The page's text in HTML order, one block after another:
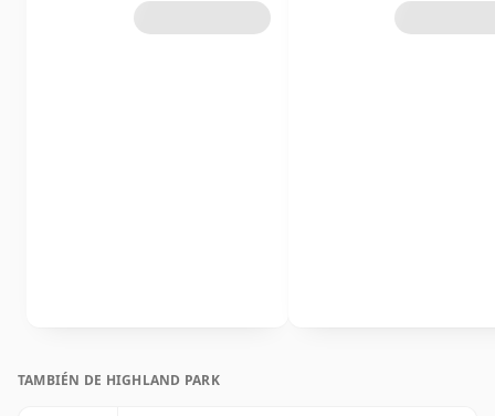
TAMBIÉN DE HIGHLAND PARK